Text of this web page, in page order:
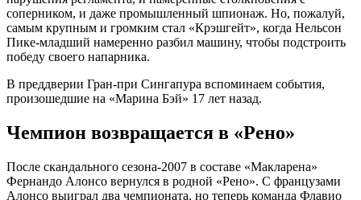
соперником, и даже промышленный шпионаж. Но, пожалуй,
самым крупным и громким стал «Крэшгейт», когда Нельсон
Пике-младший намеренно разбил машину, чтобы подстроить
победу своего напарника.
В преддверии Гран-при Сингапура вспоминаем события,
произошедшие на «Марина Бэй» 17 лет назад.
Чемпион возвращается в «Рено»
После скандального сезона-2007 в составе «Макларена»
Фернандо Алонсо вернулся в родной «Рено». С французами
Алонсо выиграл два чемпионата, но теперь команда Флавио